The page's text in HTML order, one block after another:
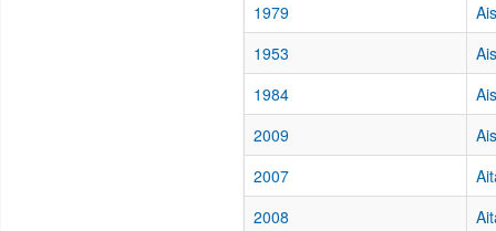
1979
1953
1984
2009
2007
2008